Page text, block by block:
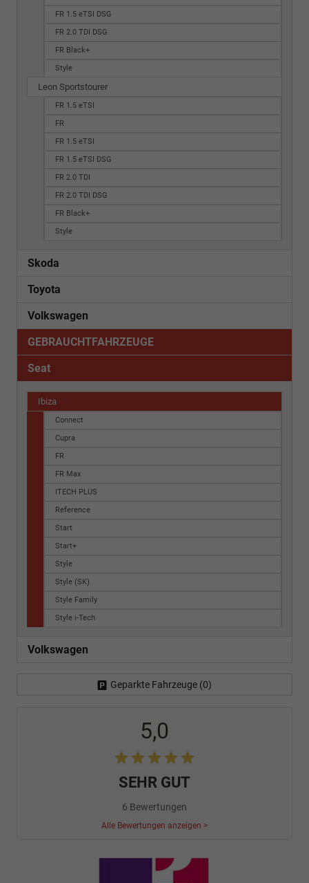
FR 1.5 eTSI DSG
FR 2.0 TDI DSG
FR Black+
Style
Leon Sportstourer
FR 1.5 eTSI
FR
FR 1.5 eTSI
FR 1.5 eTSI DSG
FR 2.0 TDI
FR 2.0 TDI DSG
FR Black+
Style
Skoda
Toyota
Volkswagen
GEBRAUCHTFAHRZEUGE
Seat
Ibiza
Connect
Cupra
FR
FR Max
ITECH PLUS
Reference
Start
Start+
Style
Style (SK)
Style Family
Style i-Tech
Volkswagen
Geparkte Fahrzeuge (0)
5,0
SEHR GUT
6 Bewertungen
Alle Bewertungen anzeigen >